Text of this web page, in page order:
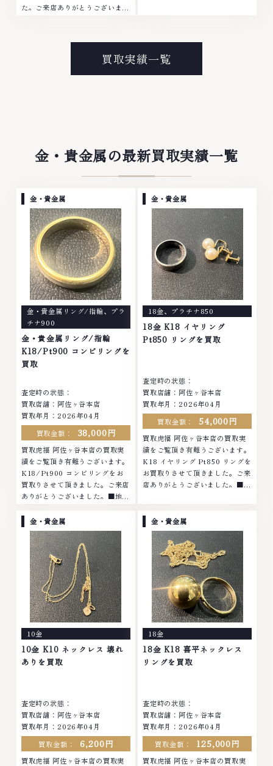
た。ご来店ありがとうございまし
ブランド衣類 お酒買取りのこと
なら、お任せくださいなかでも
金・プラチナ等のアクセサリー・
貴金属・宝石・ダイヤモンド・ジ
実現しており、他店ではお値段の
軽にご連絡ください。TEL:
0120-959-764営業時間: 10:00
～19:00定休日: 年中無休
さいなかでも金・プラチナ等のア
クセサリー・貴金属・宝石・ダイ
ヤモンド・ジュエリーや ブラン
ド品・時計等は特に自信を持っ
物でも、一点一点丁寧に無料で査
時間: 10:00～19:00定休日: 年中
無休
買取実績一覧
金・貴金属の最新買取実績一覧
金・貴金属
金・貴金属リング/指輪、 プラ
チナ900
金・貴金属リング/指輪
K18/Pt900 コンビリングを
買取
査定時の状態：
買取店舗：阿佐ヶ谷本店
買取年月：2026年04月
買取金額：
38,000円
買取虎福 阿佐ヶ谷本店の買取実
績をご覧頂き有難うございます。
K18/Pt900 コンビリングをお
買取りさせて頂きました。ご来店
ありがとうございました。■地域
ヤモンド ブランド品 ブランド衣
類 お酒買取りのことなら、お任
せくださいなかでも金・プラチナ
等のアクセサリー・貴金属・宝
石・ダイヤモンド・ジュエリーや
ブランド品・時計等は特に自信を
持って、高額査定を実現しており
ます。 古くて使わなくなってし
まったアクセサリー、動かなくな
ってしまった腕時計、多くのお品
物の高価買取りを実現しており、
他店ではお値段の付かなかったお
品物でも、一点一点丁寧に無料で
中無休
金・貴金属
18金、 プラチナ850
18金 K18 イヤリング
Pt850 リングを買取
査定時の状態：
買取店舗：阿佐ヶ谷本店
買取年月：2026年04月
買取金額：
54,000円
買取虎福 阿佐ヶ谷本店の買取実
績をご覧頂き有難うございます。
K18 イヤリング Pt850 リングを
お買取りさせて頂きました。ご来
店ありがとうございました。■地
衣類 お酒買取りのことなら、お
任せくださいなかでも金・プラチ
ナ等のアクセサリー・貴金属・宝
石・ダイヤモンド・ジュエリーや
ブランド品・時計等は特に自信を
持って、高額査定を実現しており
ます。 古くて使わなくなってし
まったアクセサリー、動かなくな
ってしまった腕時計、多くのお品
物の高価買取りを実現しており、
他店ではお値段の付かなかったお
品物でも、一点一点丁寧に無料で
査定します。お気軽にご連絡くだ
金・貴金属
10金
10金 K10 ネックレス 壊れ
ありを買取
査定時の状態：
買取店舗：阿佐ヶ谷本店
買取年月：2026年04月
買取金額：
6,200円
買取虎福 阿佐ヶ谷本店の買取実
金・貴金属
18金
18金 K18 喜平ネックレス
リングを買取
査定時の状態：
買取店舗：阿佐ヶ谷本店
買取年月：2026年04月
買取金額：
125,000円
買取虎福 阿佐ヶ谷本店の買取実